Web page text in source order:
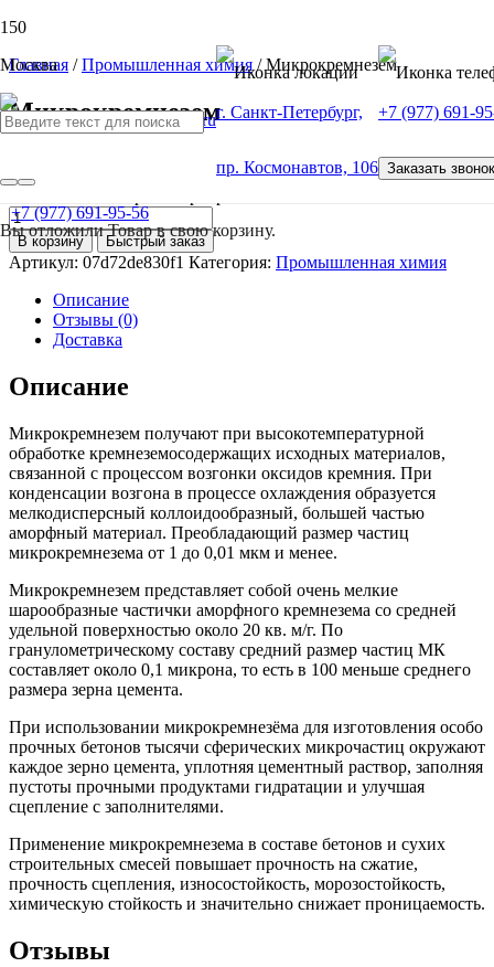
Москва
г. Санкт-Петербург,
пр. Космонавтов, 106
+7 (977) 691-
Заказать звонок
Вы отложилиТоварв свою корзину.
+7 (977) 691-95-56
Главная /Промышленная химия / Микрокремнезем
Микрокремнезем
В корзину Быстрый заказ
Артикул: 07d72de830f1 Категория: Промышленная химия
Описание
Отзывы (0)
Доставка
Описание
Микрокремнезем получают при высокотемпературной
обработке кремнеземосодержащих исходных материалов,
связанной с процессом возгонки оксидов кремния. При
конденсации возгона в процессе охлаждения образуется
мелкодисперсный коллоидообразный, большей частью
аморфный материал. Преобладающий размер частиц
микрокремнезема от 1 до 0,01 мкм и менее.
Микрокремнезем представляет собой очень мелкие
шарообразные частички аморфного кремнезема со средней
удельной поверхностью около 20 кв. м/г. По
гранулометрическому составу средний размер частиц МК
составляет около 0,1 микрона, то есть в 100 меньше среднего
размера зерна цемента.
При использовании микрокремнезёма для изготовления особо
прочных бетонов тысячи сферических микрочастиц окружают
каждое зерно цемента, уплотняя цементный раствор, заполняя
пустоты прочными продуктами гидратации и улучшая
сцепление с заполнителями.
Применение микрокремнезема в составе бетонов и сухих
строительных смесей повышает прочность на сжатие,
прочность сцепления, износостойкость, морозостойкость,
химическую стойкость и значительно снижает проницаемость.
Отзывы